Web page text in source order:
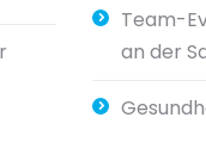
Team-
an der